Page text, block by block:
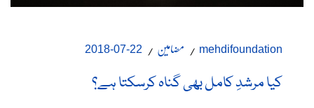
mehdifoundation مضامین 22-07-2018
کیا مرشدِ کامل بھی گناہ کرسکتا ہے؟